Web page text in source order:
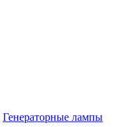
Генераторные лампы